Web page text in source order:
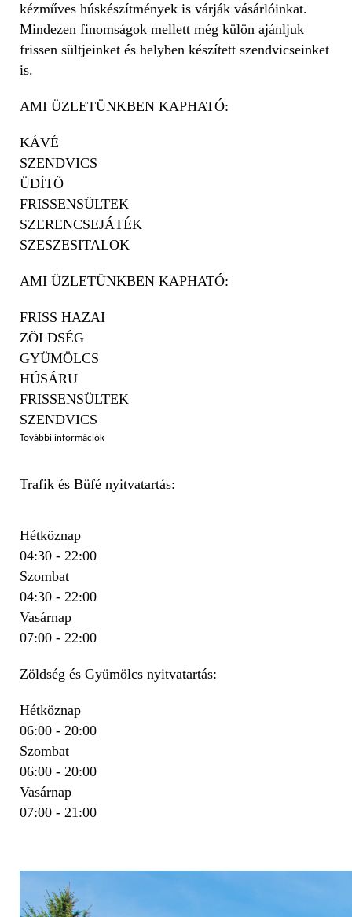
kézműves húskészítmények is várják vásárlóinkat.
Mindezen finomságok mellett még külön ajánljuk
frissen sültjeinket és helyben készített szendvicseinket
is.
AMI ÜZLETÜNKBEN KAPHATÓ:
KÁVÉ
SZENDVICS
ÜDÍTŐ
FRISSENSÜLTEK
SZERENCSEJÁTÉK
SZESZESITALOK
AMI ÜZLETÜNKBEN KAPHATÓ:
FRISS HAZAI
ZÖLDSÉG
GYÜMÖLCS
HÚSÁRU
FRISSENSÜLTEK
SZENDVICS
További információk
Trafik és Büfé nyitvatartás:
Hétköznap
04:30 - 22:00
Szombat
04:30 - 22:00
Vasárnap
07:00 - 22:00
Zöldség és Gyümölcs nyitvatartás:
Hétköznap
06:00 - 20:00
Szombat
06:00 - 20:00
Vasárnap
07:00 - 21:00